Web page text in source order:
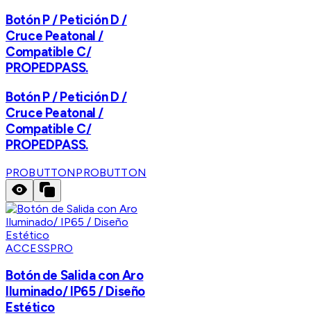
Botón P / Petición D /
Cruce Peatonal /
Compatible C/
PROPEDPASS.
Botón P / Petición D /
Cruce Peatonal /
Compatible C/
PROPEDPASS.
PROBUTTONPROBUTTON
ACCESSPRO
Botón de Salida con Aro
Iluminado/ IP65 / Diseño
Estético